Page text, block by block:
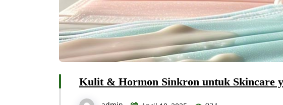
Kulit & Hormon Sinkron untuk Skincare